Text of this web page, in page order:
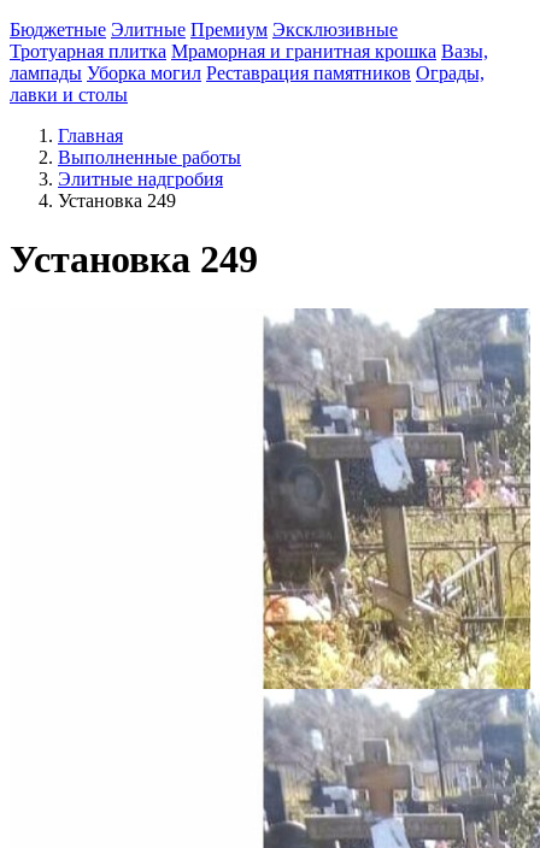
Бюджетные Элитные Премиум Эксклюзивные
Тротуарная плитка Мраморная и гранитная крошка Вазы,
лампады Уборка могил Реставрация памятников Ограды,
лавки и столы
Главная
Выполненные работы
Элитные надгробия
Установка 249
Установка 249